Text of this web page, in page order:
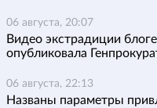
06 августа, 20:07
Видео экстрадиции
опубликовала
06 августа, 22:13
Названы параметры